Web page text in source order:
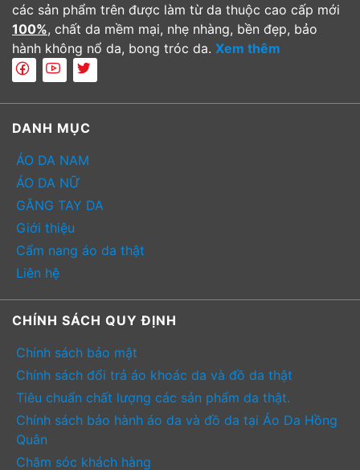
các sản phẩm trên được làm từ da thuộc cao cấp mới
100%, chất da mềm mại, nhẹ nhàng, bền đẹp, bảo
hành không nổ da, bong tróc da. Xem thêm
DANH MỤC
ÁO DA NAM
ÁO DA NỮ
GĂNG TAY DA
Giới thiệu
Cẩm nang áo da thật
Liên hệ
CHÍNH SÁCH QUY ĐỊNH
Chính sách bảo mật
Chính sách đổi trả áo khoác da và đồ da thật
Tiêu chuẩn chất lượng các sản phẩm da thật.
Chính sách bảo hành áo da và đồ da tại Áo Da Hồng
Quân
Chăm sóc khách hàng